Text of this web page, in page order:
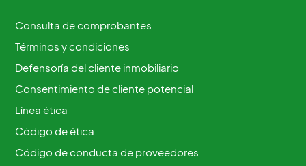
Consulta de comprobantes
Términos y condiciones
Defensoría del cliente inmobiliario
Consentimiento de cliente potencial
Línea ética
Código de ética
Código de conducta de proveedores